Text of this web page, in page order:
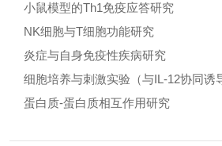
小鼠模型的Th1免疫应答研究
NK细胞与T细胞功能研究
炎症与自身免疫性疾病研究
细胞培养与刺激实验（与IL-12协同诱
蛋白质-蛋白质相互作用研究